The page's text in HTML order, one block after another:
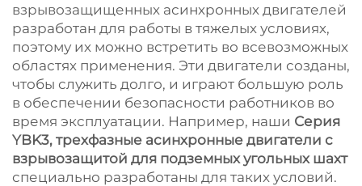
взрывозащищенных асинхронных двигателей
разработан для работы в тяжелых условиях,
поэтому их можно встретить во всевозможных
областях применения. Эти двигатели созданы,
чтобы служить долго, и играют большую роль
в обеспечении безопасности работников во
время эксплуатации. Например, наши Серия
YBK3, трехфазные асинхронные двигатели с
взрывозащитой для подземных угольных шахт
специально разработаны для таких условий.